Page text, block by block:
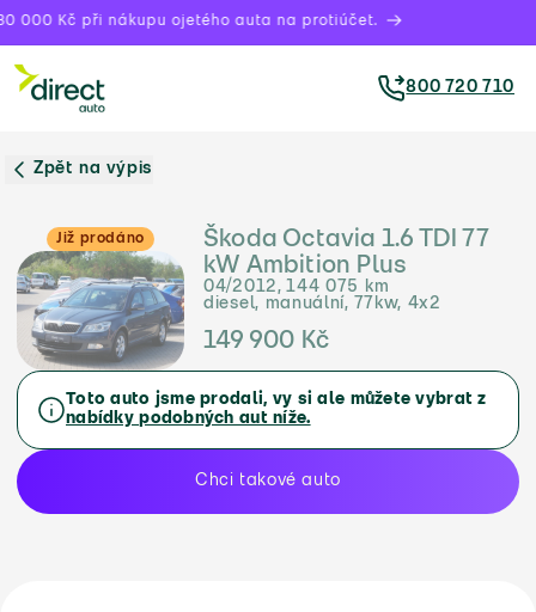
000 Kč při nákupu ojetého auta na protiúčet.
800 720 710
Zpět na výpis
Již prodáno
Škoda Octavia 1.6 TDI 77
kW Ambition Plus
04/2012, 144 075 km
diesel, manuální, 77kw, 4x2
149 900 Kč
Toto auto jsme prodali, vy si ale můžete vybrat z
nabídky podobných aut níže.
Chci takové auto